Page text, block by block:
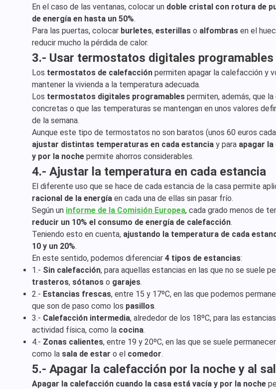
En el caso de las ventanas, colocar un doble cristal con rotura de
de energía en hasta un 50%.
Para las puertas, colocar burletes, esterillas o alfombras en el
reducir mucho la pérdida de calor.
3.- Usar termostatos digitales programables
Los termostatos de calefacción permiten apagar la calefacción y
mantener la vivienda a la temperatura adecuada.
Los termostatos digitales programables permiten, además, que
concretas o que las temperaturas se mantengan en unos valores
de la semana.
Aunque este tipo de termostatos no son baratos (unos 60 euros
ajustar distintas temperaturas en cada estancia y para apagar la
y por la noche permite ahorros considerables.
4.- Ajustar la temperatura en cada estancia
El diferente uso que se hace de cada estancia de la casa permite
racional de la energía en cada una de ellas sin pasar frío.
Según un informe de la Comisión Europea, cada grado menos de
reducir un 10% el consumo de energía de calefacción.
Teniendo esto en cuenta, ajustando la temperatura de cada
10 y un 20%.
En este sentido, podemos diferenciar 4 tipos de estancias:
1.- Sin calefacción, para aquellas estancias en las que no se suele
trasteros, sótanos o garajes.
2.- Estancias frescas, entre 15 y 17ºC, en las que podemos
que son de paso como los pasillos.
3.- Calefacción intermedia, alrededor de los 18ºC, para las
actividad física, como la cocina.
4.- Zonas calientes, entre 19 y 20ºC, en las que se suele
como la sala de estar o el comedor.
5.- Apagar la calefacción por la noche y al
Apagar la calefacción cuando la casa está vacía y por la noche